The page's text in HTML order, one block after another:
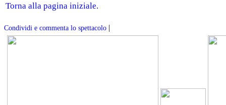
Torna alla pagina iniziale.
Condividi e commenta lo spettacolo |